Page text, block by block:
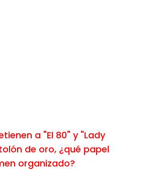
a "El 80" y "Lady
de oro, ¿qué papel
organizado?